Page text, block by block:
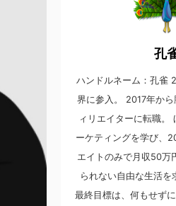
孔
ハンドルネーム：孔雀
界に参入。 2017年か
ィリエイターに転職。
ーケティングを学び、
エイトのみで月収50万
られない自由な生活を
最終目標は、何もせず